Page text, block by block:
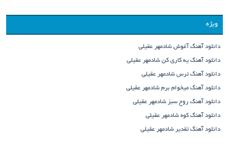
ویژه
دانلود آهنگ آغوش شادمهر عقیلی
دانلود آهنگ یه کاری کن شادمهر عقیلی
دانلود آهنگ ترس شادمهر عقیلی
دانلود آهنگ میخوام برم شادمهر عقیلی
دانلود آهنگ روح سبز شادمهر عقیلی
دانلود آهنگ کوه شادمهر عقیلی
دانلود آهنگ تقدیر شادمهر عقیلی